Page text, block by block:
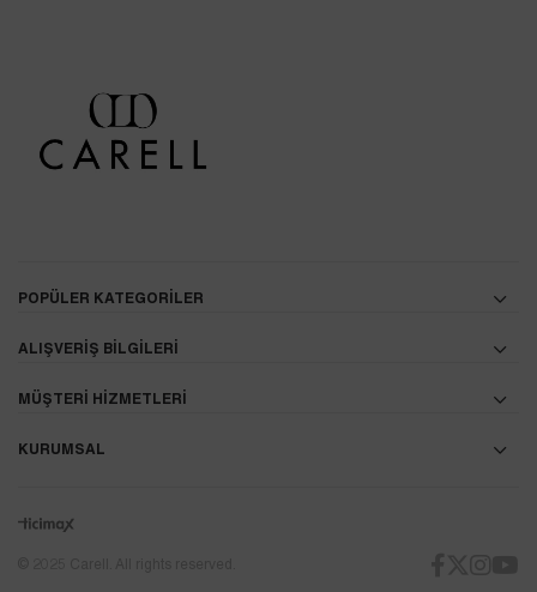
POPÜLER KATEGORİLER
ALIŞVERİŞ BİLGİLERİ
MÜŞTERİ HİZMETLERİ
KURUMSAL